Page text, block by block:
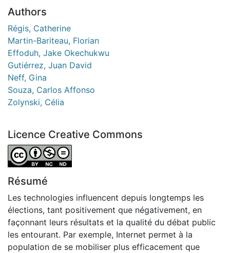
Authors
Régis, Catherine
Martin-Bariteau, Florian
Effoduh, Jake Okechukwu
Gutiérrez, Juan David
Neff, Gina
Souza, Carlos Affonso
Zolynski, Célia
Licence Creative Commons
Attribution-NonCommercial-NoDerivatives 4.0
Résumé
Les technologies influencent depuis longtemps les
élections, tant positivement que négativement, en
façonnant leurs résultats et la qualité du débat public
les entourant. Par exemple, Internet permet à la
population de se mobiliser plus efficacement que